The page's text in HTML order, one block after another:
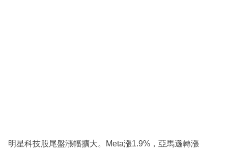
明星科技股尾盤漲幅擴大。Meta漲1.9%，亞馬遜轉漲